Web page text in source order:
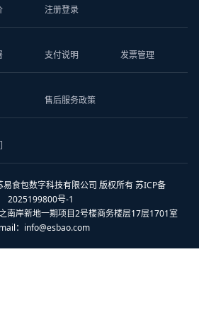
注册登录
支付说明 发票管理
售后服务政策
食包数字科技有限公司 版权所有 苏ICP备
2025199800号-1
南岸新地一期项目2号楼商务楼层17层1701室
： info@esbao.com